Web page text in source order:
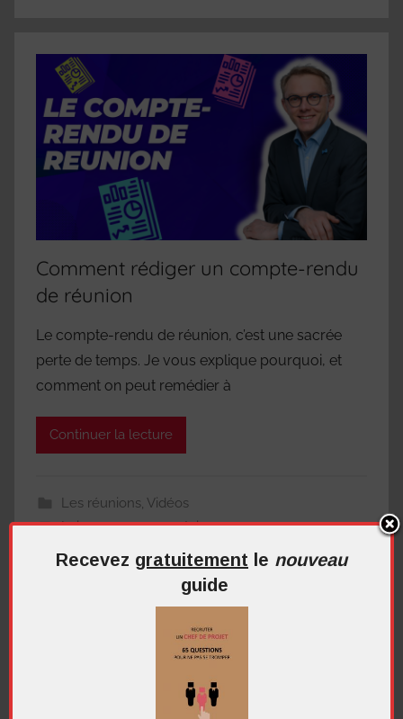
Comment rédiger un compte-rendu
de réunion
Le compte-rendu de réunion, c’est une sacrée
perte de temps. Je vous explique pourquoi, et
comment on peut remédier à
Continuer la lecture
Les réunions, Vidéos
Laisser un commentaire
Recevez gratuitement le nouveau
guide